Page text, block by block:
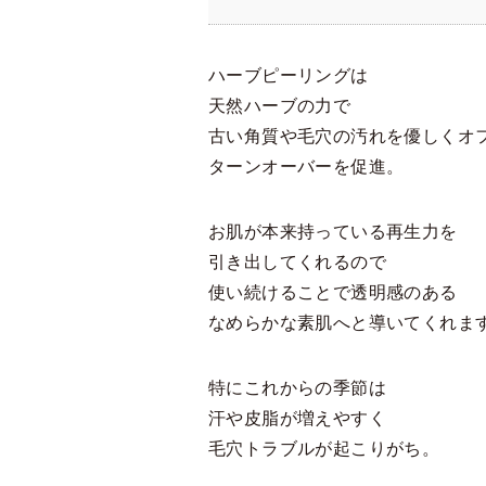
ハーブピーリングは
天然ハーブの力で
古い角質や毛穴の汚れを優しくオ
ターンオーバーを促進。
お肌が本来持っている再生力を
引き出してくれるので
使い続けることで透明感のある
なめらかな素肌へと導いてくれます
特にこれからの季節は
汗や皮脂が増えやすく
毛穴トラブルが起こりがち。